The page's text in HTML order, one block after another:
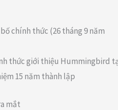
chính thức (26 tháng 9 năm
thức giới thiệu Hummingbird
15 năm thành lập
mắt